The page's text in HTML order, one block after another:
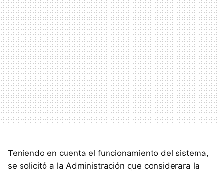
Teniendo en cuenta el funcionamiento del sistema,
se solicitó a la Administración que considerara la